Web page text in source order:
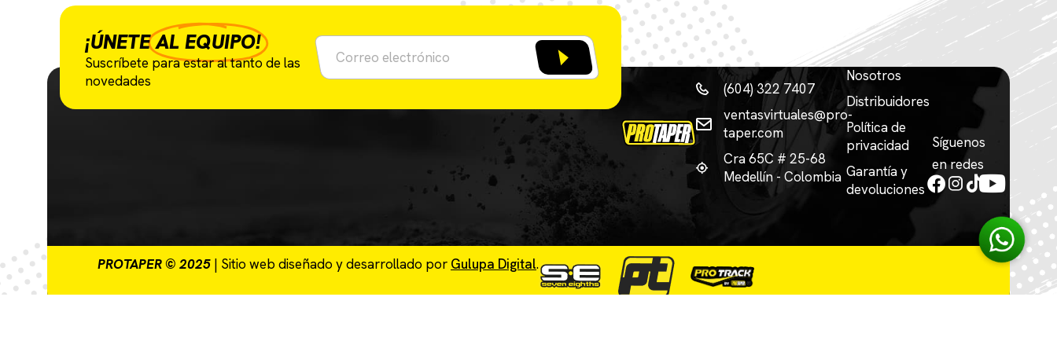
¡ÚNETE AL EQUIPO!
Suscríbete para estar al tanto de las
novedades
(604) 322 7407
ventasvirtuales@pro-
taper.com
Cra 65C # 25-68
Medellín - Colombia
Nosotros
Distribuidores
Política de
privacidad
Garantía y
devoluciones
Síguenos
en redes
PROTAPER © 2025 | Sitio web diseñado y desarrollado por Gulupa Digital.